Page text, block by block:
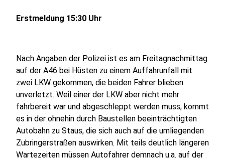
Erstmeldung 15:30 Uhr
Nach Angaben der Polizei ist es am Freitagnachmittag
auf der A46 bei Hüsten zu einem Auffahrunfall mit
zwei LKW gekommen, die beiden Fahrer blieben
unverletzt. Weil einer der LKW aber nicht mehr
fahrbereit war und abgeschleppt werden muss, kommt
es in der ohnehin durch Baustellen beeinträchtigten
Autobahn zu Staus, die sich auch auf die umliegenden
Zubringerstraßen auswirken. Mit teils deutlich längeren
Wartezeiten müssen Autofahrer demnach u.a. auf der